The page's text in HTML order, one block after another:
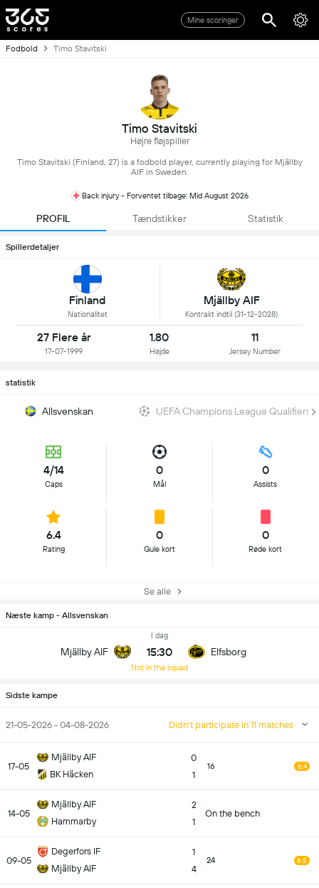
Mine scoringer
Fodbold Timo Stavitski
Timo Stavitski
Højre fløjspiller
Timo Stavitski (Finland, 27) is a fodbold player, currently playing for Mjällby
AIF in Sweden.
Back injury - Forventet tilbage: Mid August 2026
PROFIL Tændstikker Statistik
Spillerdetaljer
Finland
Nationalitet
Mjällby AIF
Kontrakt indtil (31-12-2028)
27 Flere år
17-07-1999
1.80
Højde
11
Jersey Number
statistik
Allsvenskan UEFA Champions League Qualifiers
4/14
Caps
0
Mål
0
Assists
6.4
Rating
0
Gule kort
0
Røde kort
Se alle
Næste kamp - Allsvenskan
Mjällby AIF
I dag
15:30
Not in the squad
Elfsborg
Sidste kampe
21-05-2026 - 04-08-2026 Didn't participate in 11 matches
17-05
Mjällby AIF
BK Häcken
0
1
16 6.4
14-05
Mjällby AIF
Hammarby
2
1
On the bench
09-05
Degerfors IF
Mjällby AIF
1
4
24 6.5